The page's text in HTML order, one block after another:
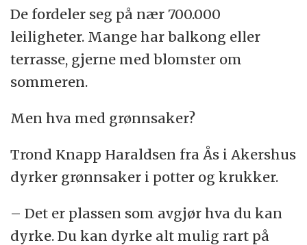
De fordeler seg på nær 700.000
leiligheter. Mange har balkong eller
terrasse, gjerne med blomster om
sommeren.
Men hva med grønnsaker?
Trond Knapp Haraldsen fra Ås i Akershus
dyrker grønnsaker i potter og krukker.
– Det er plassen som avgjør hva du kan
dyrke. Du kan dyrke alt mulig rart på